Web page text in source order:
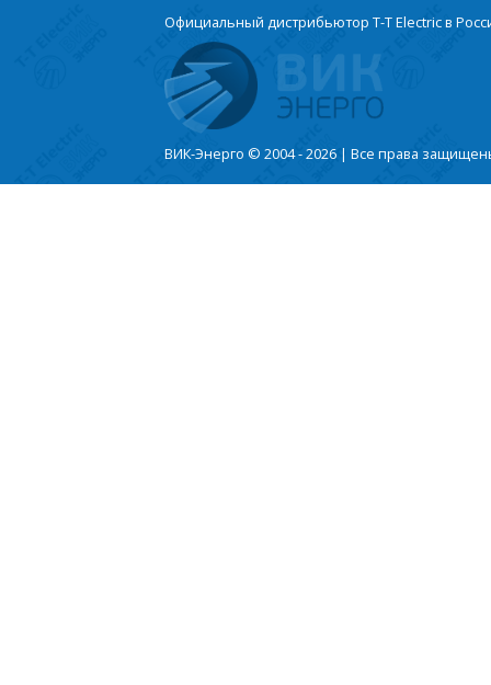
Официальный дистрибьютор T-T Electric в
ВИК-Энерго © 2004 - 2026 | Все права